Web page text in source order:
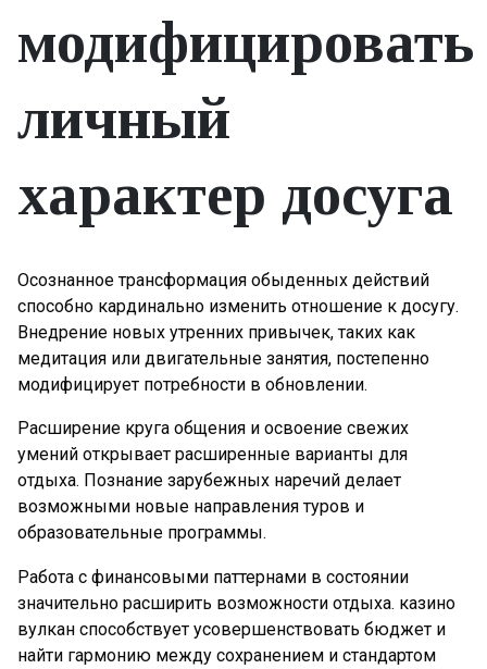
модифицировать
личный
характер досуга
Осознанное трансформация обыденных действий
способно кардинально изменить отношение к досугу.
Внедрение новых утренних привычек, таких как
медитация или двигательные занятия, постепенно
модифицирует потребности в обновлении.
Расширение круга общения и освоение свежих
умений открывает расширенные варианты для
отдыха. Познание зарубежных наречий делает
возможными новые направления туров и
образовательные программы.
Работа с финансовыми паттернами в состоянии
значительно расширить возможности отдыха. казино
вулкан способствует усовершенствовать бюджет и
найти гармонию между сохранением и стандартом